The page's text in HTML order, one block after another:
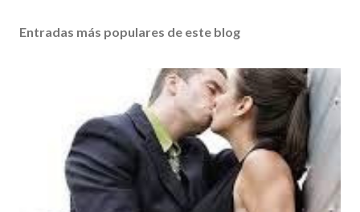
Entradas más populares de este blog